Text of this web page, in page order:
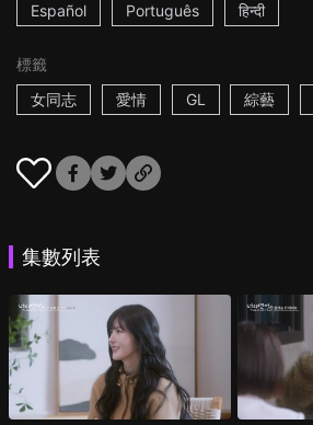
Español Português हिन्दी
標籤
女同志
愛情 GL 綜藝
集數列表